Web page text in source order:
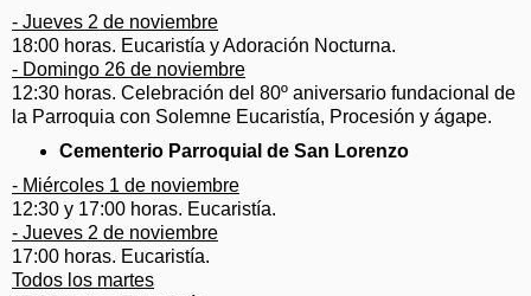
- Jueves 2 de noviembre
18:00 horas. Eucaristía y Adoración Nocturna.
- Domingo 26 de noviembre
12:30 horas. Celebración del 80º aniversario fundacional de
la Parroquia con Solemne Eucaristía, Procesión y ágape.
Cementerio Parroquial de San Lorenzo
- Miércoles 1 de noviembre
12:30 y 17:00 horas. Eucaristía.
- Jueves 2 de noviembre
17:00 horas. Eucaristía.
Todos los martes